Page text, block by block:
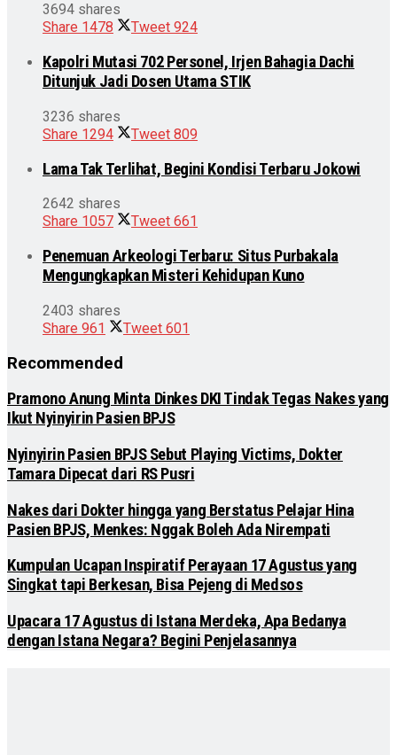
3694 shares
Share 1478 Tweet 924
Kapolri Mutasi 702 Personel, Irjen Bahagia Dachi
Ditunjuk Jadi Dosen Utama STIK
3236 shares
Share 1294 Tweet 809
Lama Tak Terlihat, Begini Kondisi Terbaru Jokowi
2642 shares
Share 1057 Tweet 661
Penemuan Arkeologi Terbaru: Situs Purbakala
Mengungkapkan Misteri Kehidupan Kuno
2403 shares
Share 961 Tweet 601
Recommended
Pramono Anung Minta Dinkes DKI Tindak Tegas Nakes yang
Ikut Nyinyirin Pasien BPJS
Nyinyirin Pasien BPJS Sebut Playing Victims, Dokter
Tamara Dipecat dari RS Pusri
Nakes dari Dokter hingga yang Berstatus Pelajar Hina
Pasien BPJS, Menkes: Nggak Boleh Ada Nirempati
Kumpulan Ucapan Inspiratif Perayaan 17 Agustus yang
Singkat tapi Berkesan, Bisa Pejeng di Medsos
Upacara 17 Agustus di Istana Merdeka, Apa Bedanya
dengan Istana Negara? Begini Penjelasannya